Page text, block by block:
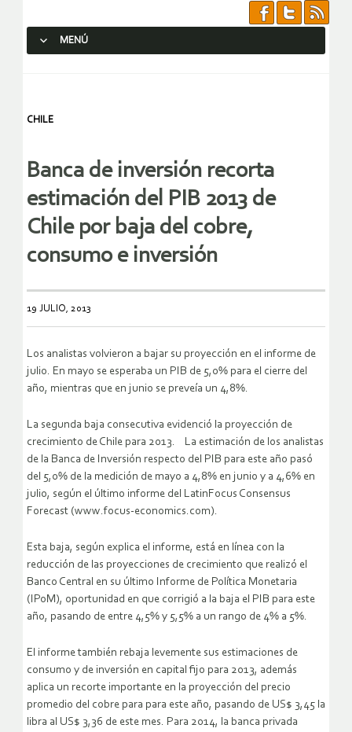
MENÚ
CHILE
Banca de inversión recorta
estimación del PIB 2013 de
Chile por baja del cobre,
consumo e inversión
19 JULIO, 2013
Los analistas volvieron a bajar su proyección en el informe de
julio. En mayo se esperaba un PIB de 5,0% para el cierre del
año, mientras que en junio se preveía un 4,8%.
La segunda baja consecutiva evidenció la proyección de
crecimiento de Chile para 2013. La estimación de los analistas
de la Banca de Inversión respecto del PIB para este año pasó
del 5,0% de la medición de mayo a 4,8% en junio y a 4,6% en
julio, según el último informe del LatinFocus Consensus
Forecast (www.focus-economics.com).
Esta baja, según explica el informe, está en línea con la
reducción de las proyecciones de crecimiento que realizó el
Banco Central en su último Informe de Política Monetaria
(IPoM), oportunidad en que corrigió a la baja el PIB para este
año, pasando de entre 4,5% y 5,5% a un rango de 4% a 5%.
El informe también rebaja levemente sus estimaciones de
consumo y de inversión en capital fijo para 2013, además
aplica un recorte importante en la proyección del precio
promedio del cobre para para este año, pasando de US$ 3,45 la
libra al US$ 3,36 de este mes. Para 2014, la banca privada